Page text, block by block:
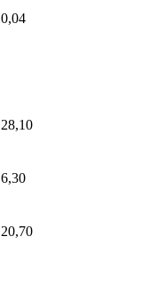
0,04
28,10
6,30
20,70